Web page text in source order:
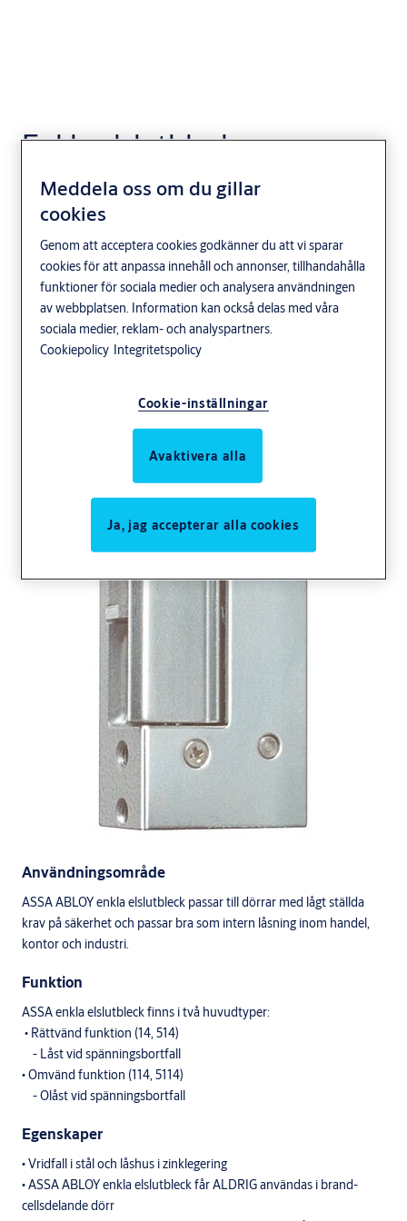
Enkla elslutbleck
Användningsområde
ASSA ABLOY enkla elslutbleck passar till dörrar med lågt ställda
krav på säkerhet och passar bra som intern låsning inom handel,
kontor och industri.
Funktion
ASSA enkla elslutbleck finns i två huvudtyper:
• Rättvänd funktion (14, 514)
- Låst vid spänningsbortfall
• Omvänd funktion (114, 5114)
- Olåst vid spänningsbortfall
Egenskaper
• Vridfall i stål och låshus i zinklegering
• ASSA ABLOY enkla elslutbleck får ALDRIG användas i brand-
cellsdelande dörr
Meddela oss om du gillar
cookies
Genom att acceptera cookies godkänner du att vi sparar
cookies för att anpassa innehåll och annonser, tillhandahålla
funktioner för sociala medier och analysera användningen
av webbplatsen. Information kan också delas med våra
sociala medier, reklam- och analyspartners.
Cookiepolicy Integritetspolicy
Cookie-inställningar
Avaktivera alla
Ja, jag accepterar alla cookies